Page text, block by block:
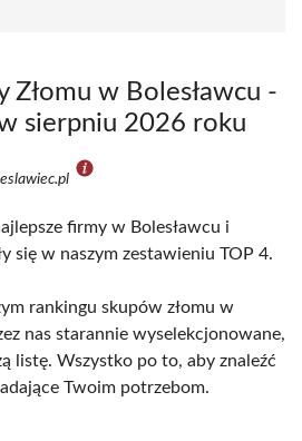
Złomu w Bolesławcu -
sierpniu 2026 roku
firmy w Bolesławcu i
się w naszym zestawieniu TOP 4.
rankingu skupów złomu w
nas starannie wyselekcjonowane,
listę. Wszystko po to, aby znaleźć
Twoim potrzebom.